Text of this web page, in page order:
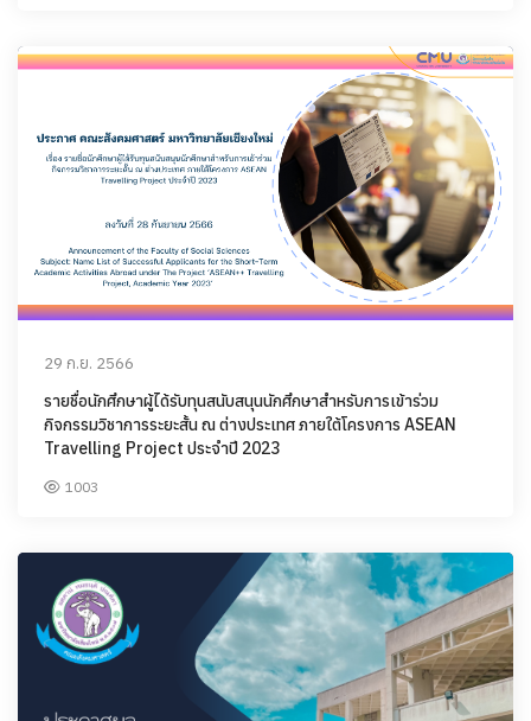
29 ก.ย. 2566
รายชื่อนักศึกษาผู้ได้รับทุนสนับสนุนนักศึกษาสำหรับการเข้าร่วม
กิจกรรมวิชาการระยะสั้น ณ ต่างประเทศ ภายใต้โครงการ ASEAN
Travelling Project ประจำปี 2023
1003